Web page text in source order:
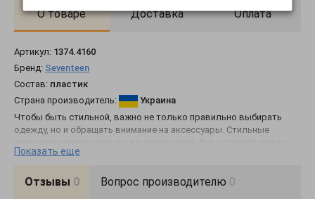
О товаре Доставка Оплата
Артикул: 1374.4160
Бренд: Seventeen
Состав: пластик
Страна производитель:
Украина
Чтобы быть стильной, важно не только правильно выбирать
одежду, но и обращать внимание на аксессуары. Стильные
просто не обойтись. Интернет-магазин Seventeen предлагает
чтобы сделать свой образ завершенным и уникальным. Модель
Показать еще
Отзывы 0 Вопрос производителю 0